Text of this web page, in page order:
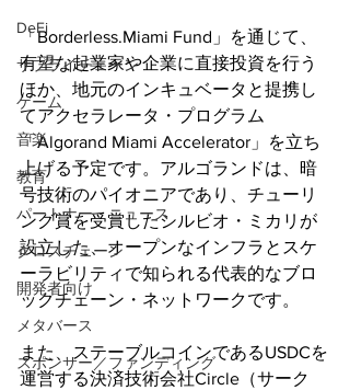
DeFi
サプライチェーン
ゲーム
音楽
教育
パートナー・ニュース
クロスチェーン
開発者向け
メタバース
スポンサー／ファンディング
「Borderless.Miami Fund」を通じて、
有望な起業家や企業に直接投資を行う
ほか、地元のインキュベータと提携し
てアクセラレータ・プログラム
「Algorand Miami Accelerator」を立ち
上げる予定です。アルゴランドは、暗
号技術のパイオニアであり、チューリ
ング賞を受賞したシルビオ・ミカリが
設立した、オープンなインフラとスケ
ーラビリティで知られる代表的なブロ
ックチェーン・ネットワークです。
また、ステーブルコインであるUSDCを
運営する決済技術会社Circle（サーク